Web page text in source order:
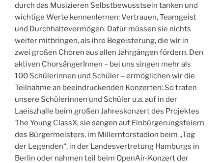
durch das Musizieren Selbstbewusstsein tanken und
wichtige Werte kennenlernen: Vertrauen, Teamgeist
und Durchhaltevermögen. Dafür müssen sie nichts
weiter mitbringen, als ihre Begeisterung, die wir in
zwei großen Chören aus allen Jahrgängen fördern. Den
aktiven ChorsängerInnen – bei uns singen mehr als
100 Schülerinnen und Schüler – ermöglichen wir die
Teilnahme an beeindruckenden Konzerten: So traten
unsere Schülerinnen und Schüler u.a. auf in der
Laeiszhalle beim großen Jahreskonzert des Projektes
The Young ClassX, sie sangen auf Einbürgerungsfeiern
des Bürgermeisters, im Millerntorstadion beim „Tag
der Legenden“, in der Landesvertretung Hamburgs in
Berlin oder nahmen teil beim OpenAir-Konzert der